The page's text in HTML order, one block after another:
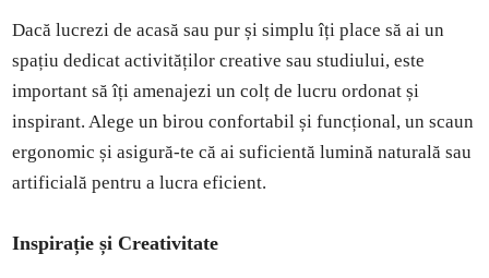
Dacă lucrezi de acasă sau pur și simplu îți place să ai un
spațiu dedicat activităților creative sau studiului, este
important să îți amenajezi un colț de lucru ordonat și
inspirant. Alege un birou confortabil și funcțional, un scaun
ergonomic și asigură-te că ai suficientă lumină naturală sau
artificială pentru a lucra eficient.
Inspirație și Creativitate